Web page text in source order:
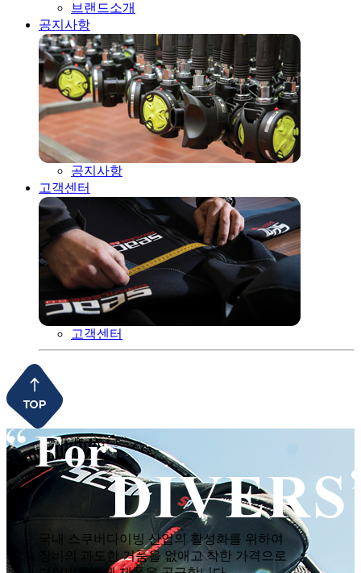
브랜드소개
공지사항
공지사항
고객센터
고객센터
국내 스쿠버다이빙 산업의 활성화를 위하여
장비의 과도한 거품을 없애고 착한 가격으로